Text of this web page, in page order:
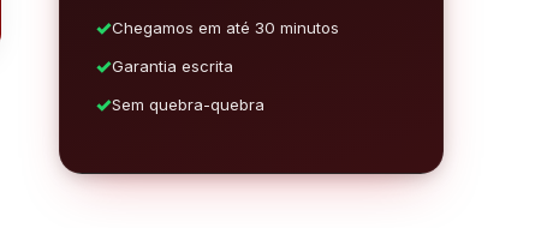
Chegamos em até 30 minutos
Garantia escrita
Sem quebra-quebra